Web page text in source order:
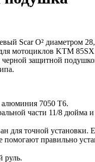
Scar O² диаметром
мотоциклов KTM
черной защитной
алюминия 7050 T6.
части 11/8 дюйма
для точной установки.
помогают правильно
руль.